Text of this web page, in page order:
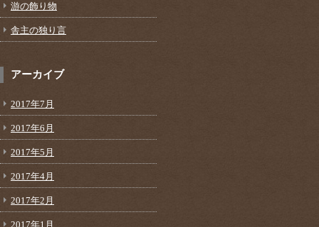
游の飾り物
舎主の独り言
アーカイブ
2017年7月
2017年6月
2017年5月
2017年4月
2017年2月
2017年1月